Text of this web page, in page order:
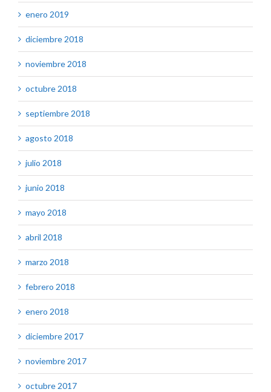
enero 2019
diciembre 2018
noviembre 2018
octubre 2018
septiembre 2018
agosto 2018
julio 2018
junio 2018
mayo 2018
abril 2018
marzo 2018
febrero 2018
enero 2018
diciembre 2017
noviembre 2017
octubre 2017